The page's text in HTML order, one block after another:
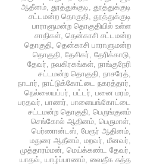
ஆதீனம், தூத்துக்குடி, தூத்துக்குடி
சட்டமன்ற தொகுதி, தூத்துக்குடி
பாராளுமன்ற தொகுதியில் உள்ள
சாதிகள், தென்காசி சட்டமன்ற
தொகுதி, தென்காசி பாராளுமன்ற
தொகுதி, தேசிகர், தேரிக்காடு,
தேவர், நவகிரகங்கள், நாங்குநேரி
சட்டமன்ற தொகுதி, நாசரேத்,
நாடார், நாட்டுக்கோட்டை நகரத்தார்,
நெல்லையப்பர், பட்டர், பனை மரம்,
பரதவர், பாணர், பாளையங்கோட்டை
சட்டமன்ற தொகுதி, பெருங்குளம்
செங்கோல் ஆதினம், பெருமாள்,
பெர்ணான்டஸ், பேரூர் ஆதினம்,
மதுரை ஆதீனம், மறவர், மீனவர்,
முத்தாரம்மன், மெய்க்கண்ட தேவர்,
யாதவ், யாழ்ப்பாணம், வைதீக சுத்த